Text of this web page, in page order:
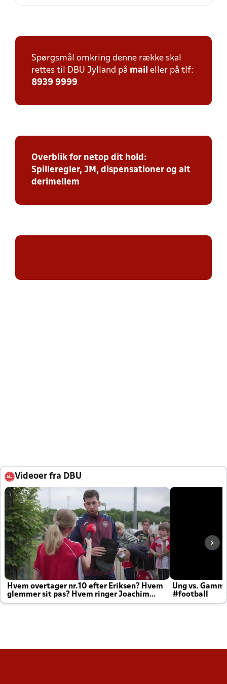
Spørgsmål omkring denne række skal
rettes til DBU Jylland på mail eller på tlf:
8939 9999
Overblik for netop dit hold:
Spilleregler, JM, dispensationer og alt
derimellem
Videoer fra DBU
Hvem overtager nr.10 efter Eriksen? Hvem
glemmer sit pas? Hvem ringer Joachim
altid til efter kampe?
Ung vs.
#football